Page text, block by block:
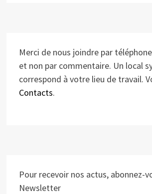
Merci de nous joindre par
et non par commentaire. Un local
correspond à votre lieu de travail.
Contacts.
Pour recevoir nos actus, abonnez-
Newsletter